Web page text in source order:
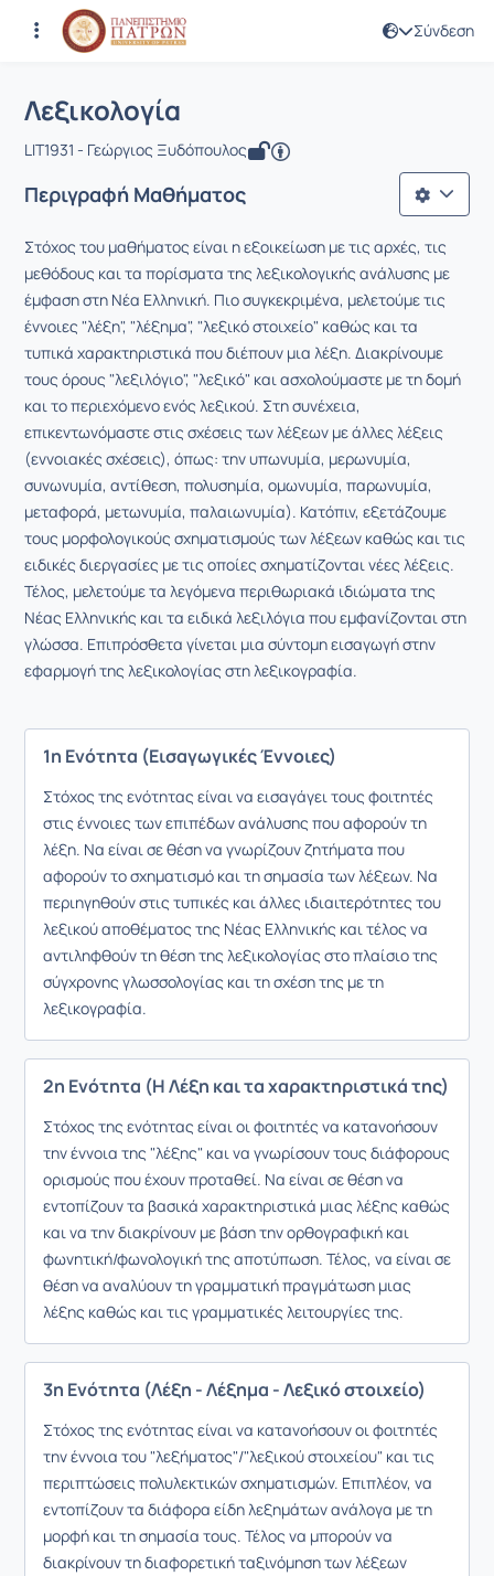
Σύνδεση
Αρχική Σελίδα
Μάθημα : Λεξικολογία
Κωδικός : LIT1931
Λεξικολογία
LIT1931 - Γεώργιος Ξυδόπουλος
Περιγραφή Μαθήματος
Στόχος του μαθήματος είναι η εξοικείωση με τις αρχές, τις
μεθόδους και τα πορίσματα της λεξικολογικής ανάλυσης με
έμφαση στη Νέα Ελληνική. Πιο συγκεκριμένα, μελετούμε τις
έννοιες "λέξη", "λέξημα", "λεξικό στοιχείο" καθώς και τα
τυπικά χαρακτηριστικά που διέπουν μια λέξη. Διακρίνουμε
τους όρους "λεξιλόγιο", "λεξικό" και ασχολούμαστε με τη δομή
και το περιεχόμενο ενός λεξικού. Στη συνέχεια,
επικεντωνόμαστε στις σχέσεις των λέξεων με άλλες λέξεις
(εννοιακές σχέσεις), όπως: την υπωνυμία, μερωνυμία,
συνωνυμία, αντίθεση, πολυσημία, ομωνυμία, παρωνυμία,
μεταφορά, μετωνυμία, παλαιωνυμία). Κατόπιν, εξετάζουμε
τους μορφολογικούς σχηματισμούς των λέξεων καθώς και τις
ειδικές διεργασίες με τις οποίες σχηματίζονται νέες λέξεις.
Τέλος, μελετούμε τα λεγόμενα περιθωριακά ιδιώματα της
Νέας Ελληνικής και τα ειδικά λεξιλόγια που εμφανίζονται στη
γλώσσα. Επιπρόσθετα γίνεται μια σύντομη εισαγωγή στην
εφαρμογή της λεξικολογίας στη λεξικογραφία.
1η Ενότητα (Εισαγωγικές Έννοιες)
Στόχος της ενότητας είναι να εισαγάγει τους φοιτητές
στις έννοιες των επιπέδων ανάλυσης που αφορούν τη
λέξη. Να είναι σε θέση να γνωρίζουν ζητήματα που
αφορούν το σχηματισμό και τη σημασία των λέξεων. Να
περιηγηθούν στις τυπικές και άλλες ιδιαιτερότητες του
λεξικού αποθέματος της Νέας Ελληνικής και τέλος να
αντιληφθούν τη θέση της λεξικολογίας στο πλαίσιο της
σύγχρονης γλωσσολογίας και τη σχέση της με τη
λεξικογραφία.
2η Ενότητα (Η Λέξη και τα χαρακτηριστικά της)
Στόχος της ενότητας είναι οι φοιτητές να κατανοήσουν
την έννοια της "λέξης" και να γνωρίσουν τους διάφορους
ορισμούς που έχουν προταθεί. Να είναι σε θέση να
εντοπίζουν τα βασικά χαρακτηριστικά μιας λέξης καθώς
και να την διακρίνουν με βάση την ορθογραφική και
φωνητική/φωνολογική της αποτύπωση. Τέλος, να είναι σε
θέση να αναλύουν τη γραμματική πραγμάτωση μιας
λέξης καθώς και τις γραμματικές λειτουργίες της.
3η Ενότητα (Λέξη - Λέξημα - Λεξικό στοιχείο)
Στόχος της ενότητας είναι να κατανοήσουν οι φοιτητές
την έννοια του "λεξήματος"/"λεξικού στοιχείου" και τις
περιπτώσεις πολυλεκτικών σχηματισμών. Επιπλέον, να
εντοπίζουν τα διάφορα είδη λεξημάτων ανάλογα με τη
μορφή και τη σημασία τους. Τέλος να μπορούν να
διακρίνουν τη διαφορετική ταξινόμηση των λέξεων